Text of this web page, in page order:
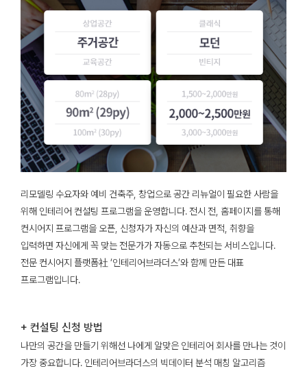
리모델링 수요자와 예비 건축주, 창업으로 공간 리뉴얼이 필요한 사람을
위해 인테리어 컨설팅 프로그램을 운영합니다. 전시 전, 홈페이지를 통해
컨시어지 프로그램을 오픈, 신청자가 자신의 예산과 면적, 취향을
입력하면 자신에게 꼭 맞는 전문가가 자동으로 추천되는 서비스입니다.
전문 컨시어지 플랫폼社 ‘인테리어브라더스’와 함께 만든 대표
프로그램입니다.
+ 컨설팅 신청 방법
나만의 공간을 만들기 위해선 나에게 알맞은 인테리어 회사를 만나는 것이
가장 중요합니다. 인테리어브라더스의 빅데이터 분석 매칭 알고리즘